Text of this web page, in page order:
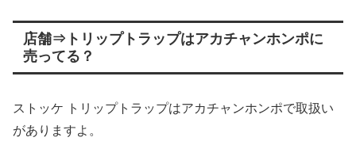
店舗⇒トリップトラップはアカチャンホンポに
売ってる？
ストッケ トリップトラップはアカチャンホンポで取扱い
がありますよ。